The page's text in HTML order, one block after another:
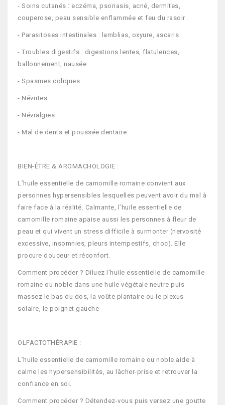
- Soins cutanés : eczéma, psoriasis, acné, dermites,
couperose, peau sensible enflammée et feu du rasoir
- Parasitoses intestinales : lamblias, oxyure, ascaris
- Troubles digestifs : digestions lentes, flatulences,
ballonnement, nausée
- Spasmes coliques
- Névrites
- Névralgies
- Mal de dents et poussée dentaire
BIEN-ÊTRE & AROMACHOLOGIE :
L’huile essentielle de camomille romaine convient aux
personnes hypersensibles lesquelles peuvent avoir du mal à
faire face à la réalité. Calmante, l’huile essentielle de
camomille romaine apaise aussi les personnes à fleur de
peau et qui vivent un stress difficile à surmonter (nervosité
excessive, insomnies, pleurs intempestifs, choc). Elle
procure douceur et réconfort.
Comment procéder ? Diluez l'huile essentielle de camomille
romaine ou noble dans une huile végétale neutre puis
massez le bas du dos, la voûte plantaire ou le plexus
solaire, le poignet gauche
OLFACTOTHÉRAPIE :
L’huile essentielle de camomille romaine ou noble aide à
calme les hypersensibilités, au lâcher-prise et retrouver la
confiance en soi.
Comment procéder ? Détendez-vous puis versez une goutte